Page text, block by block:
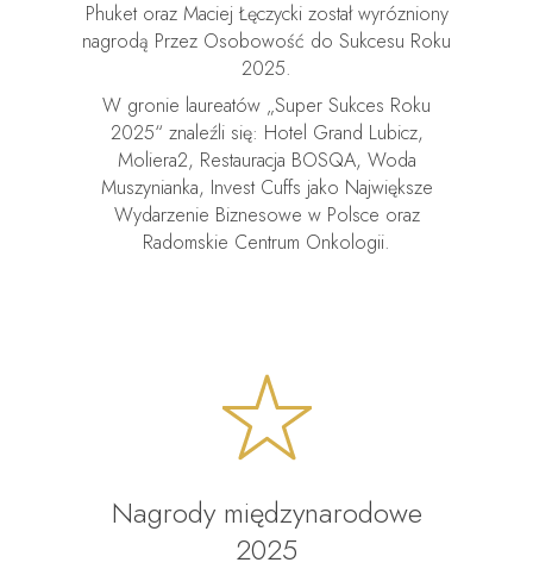
Phuket oraz Maciej Łęczycki został wyrózniony
nagrodą Przez Osobowość do Sukcesu Roku
2025.
W gronie laureatów „Super Sukces Roku
2025“ znaleźli się: Hotel Grand Lubicz,
Moliera2, Restauracja BOSQA, Woda
Muszynianka, Invest Cuffs jako Największe
Wydarzenie Biznesowe w Polsce oraz
Radomskie Centrum Onkologii.
Nagrody międzynarodowe
2025